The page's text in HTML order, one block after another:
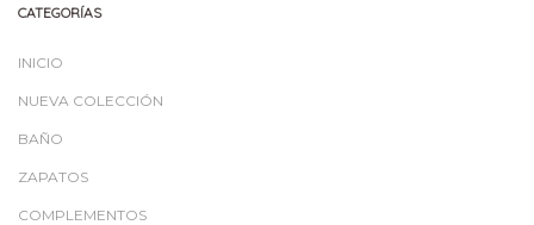
CATEGORÍAS
INICIO
NUEVA COLECCIÓN
BAÑO
ZAPATOS
COMPLEMENTOS